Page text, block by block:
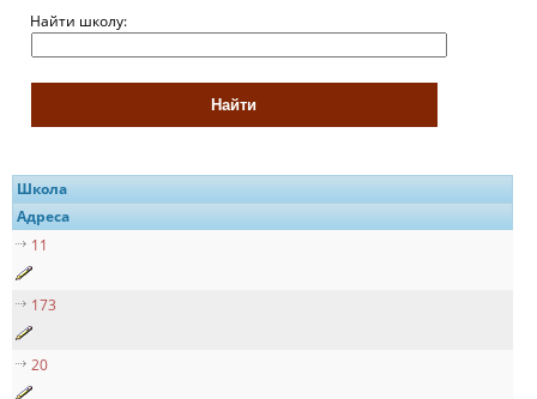
Найти школу:
Школа
Адреса
11
173
20